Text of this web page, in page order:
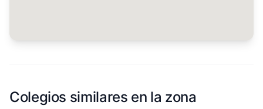
Colegios similares en la zona